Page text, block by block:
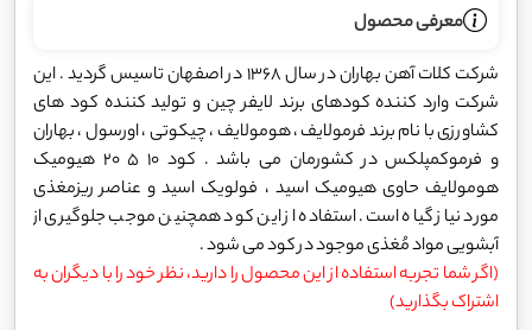
معرفی محصول
شرکت کلات آهن بهاران در سال 1368 در اصفهان تاسیس گردید . این
شرکت وارد کننده کودهای برند لایفر چین و تولید کننده کود های
کشاورزی با نام برند فرمولایف ، هومولایف ، چیکوتی ، اورسول ، بهاران
و فرموکمپلکس در کشورمان می باشد . کود 10 5 20 هیومیک
هومولایف حاوی هیومیک اسید ، فولویک اسید و عناصر ریزمغذی
مورد نیاز گیاه است. استفاده از این کود همچنین موجب جلوگیری از
آبشویی مواد مُغذی موجود در کود می شود .
(اگر شما تجربه استفاده از این محصول را دارید، نظر خود را با دیگران به
اشتراک بگذارید)